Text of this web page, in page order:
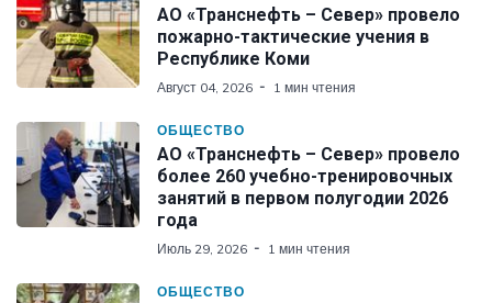
АО «Транснефть – Север» провело
пожарно-тактические учения в
Республике Коми
Август 04, 2026 1 мин чтения
ОБЩЕСТВО
АО «Транснефть – Север» провело
более 260 учебно-тренировочных
занятий в первом полугодии 2026
года
Июль 29, 2026 1 мин чтения
ОБЩЕСТВО